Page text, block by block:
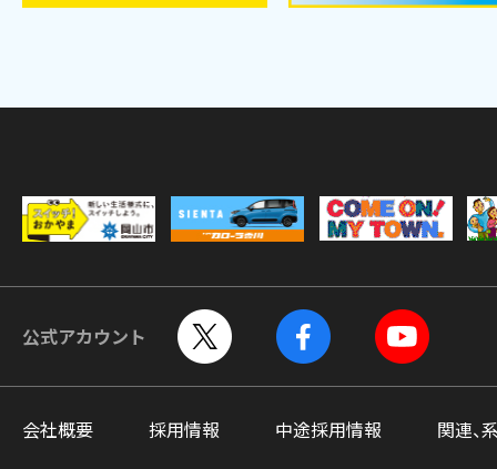
公式アカウント
会社概要 採用情報 中途採用情報 関連、